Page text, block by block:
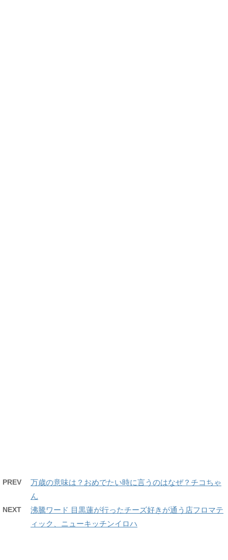
PREV
万歳の意味は？おめでたい時に言うのはなぜ？チコちゃ
ん
NEXT
沸騰ワード 目黒蓮が行ったチーズ好きが通う店フロマテ
ィック、ニューキッチンイロハ